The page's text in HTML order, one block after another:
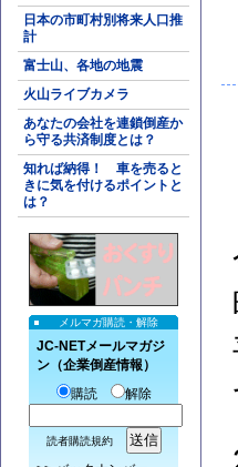
日本の市町村別将来人口推
計
富士山、各地の地震
火山ライブカメラ
あなたの会社を連鎖倒産か
ら守る共済制度とは？
知れば納得！ 車を売ると
きに気を付けるポイントと
は？
メルマガ購読・解除
JC-NETメールマガジ
ン（企業倒産情報）
購読
解除
読者購読規約